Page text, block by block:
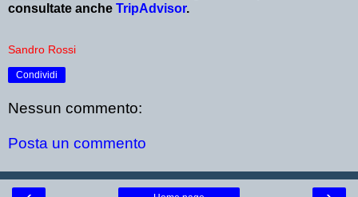
consultate anche TripAdvisor.
Sandro Rossi
Condividi
Nessun commento:
Posta un commento